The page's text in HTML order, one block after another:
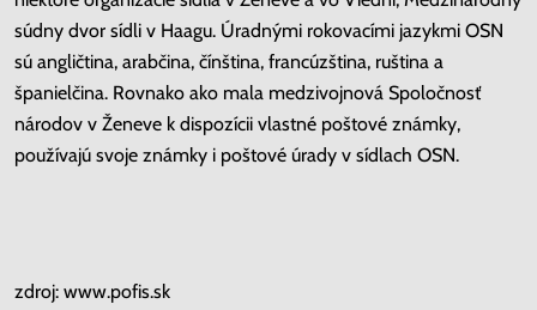
súdny dvor sídli v Haagu. Úradnými rokovacími jazykmi OSN
sú angličtina, arabčina, čínština, francúzština, ruština a
španielčina. Rovnako ako mala medzivojnová Spoločnosť
národov v Ženeve k dispozícii vlastné poštové známky,
používajú svoje známky i poštové úrady v sídlach OSN.
zdroj: www.pofis.sk